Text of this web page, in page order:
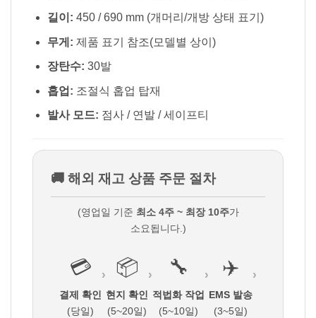
길이: 450 / 690 mm (개머리/개방 상태 표기)
무게: 제품 표기 참조(모델별 상이)
장탄수: 30발
홉업: 조절식 홉업 탑재
발사 모드: 점사 / 연발 / 세이프티
🚚 해외 재고 상품 주문 절차
(영업일 기준 최소 4주 ~ 최장 10주가
소요됩니다.)
💳
결제 확인
(당일)
› 📦
현지 확인
(5~20일)
› 🔧
적법화 작업
(5~10일)
› ✈️
EMS 발송
(3~5일)
›